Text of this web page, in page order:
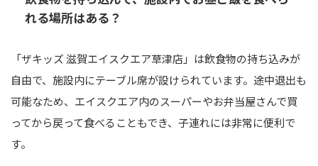
れる場所はある？
「ザキッズ 滋賀エイスクエア草津店」は飲食物の持ち込みが
自由で、施設内にテーブル席が設けられています。途中退出も
可能なため、エイスクエア内のスーパーやお弁当屋さんで買
ってから戻って食べることもでき、子連れには非常に便利で
す。